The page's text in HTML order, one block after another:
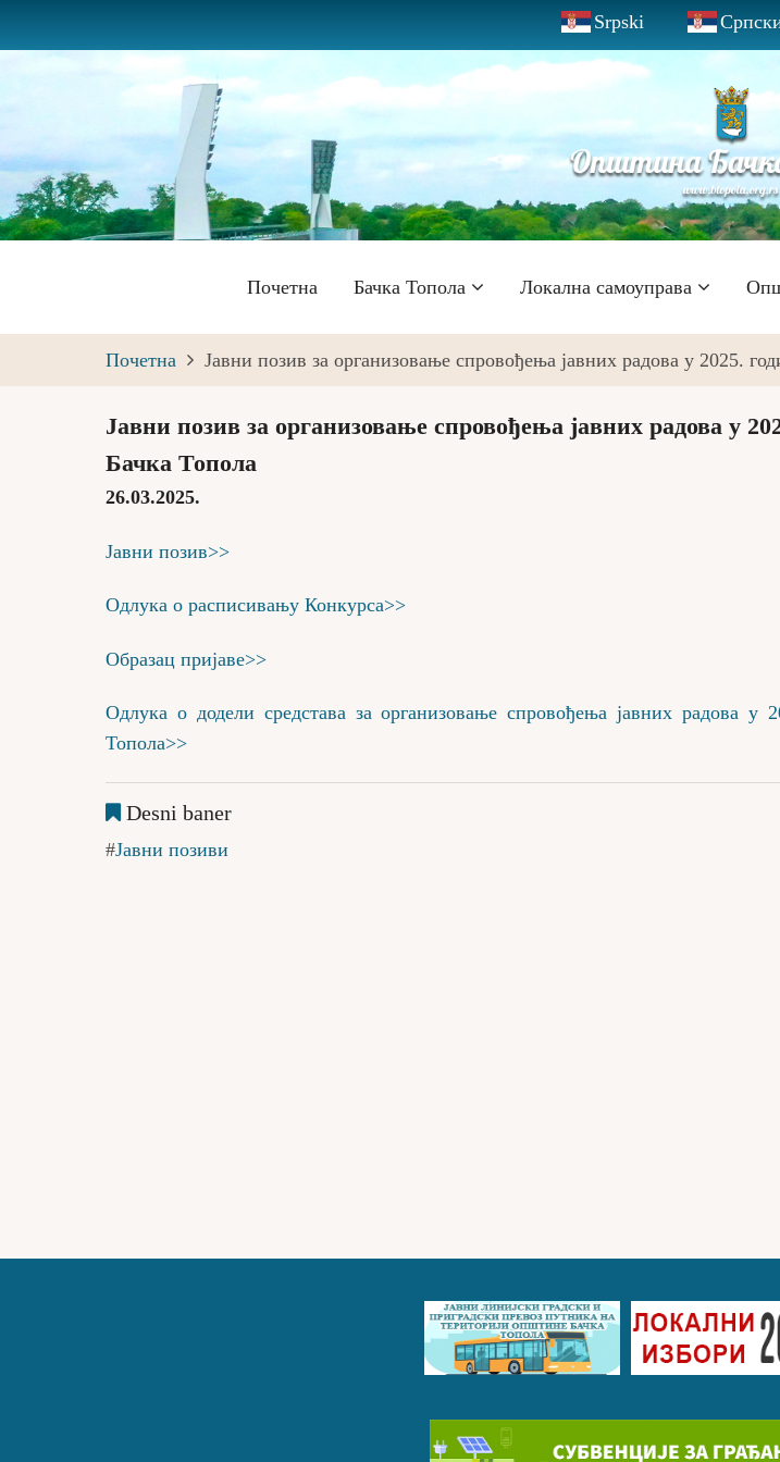
to
main
content
Srpski
Главна
навигација
Почетна Бачка Топола Локална самоуправа
Почетна Јавни позив за организовање спровођења јавних радова у 2025.
Јавни позив за организовање спровођења јавних радова у
Бачка Топола
26.03.2025.
Јавни позив>>
Одлука о расписивању Конкурса>>
Образац пријаве>>
Одлука о додели средстава за организовање спровођења јавних радова
Топола>>
Desni baner
Јавни позиви